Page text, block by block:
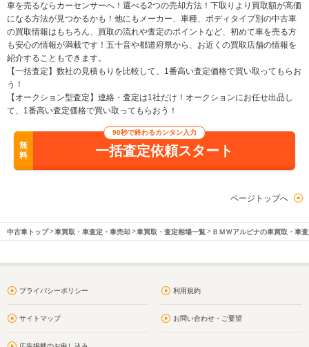
車を売るならカーセンサーへ！選べる2つの売却方法！下取りより買取額が高価
になる方法が見つかるかも！他にもメーカー、車種、ボディタイプ別の中古車
の買取情報はもちろん、買取の流れや査定のポイントなど、初めて車を売る方
も安心の情報が満載です！五十音や都道府県から、お近くの買取店舗の情報を
紹介することもできます。
【一括査定】数社の見積もりを比較して、1番高い査定価格で買い取ってもらお
う！
【オークション型査定】連絡・査定は1社だけ！オークションにお任せ出品し
て、1番高い査定価格で買い取ってもらおう！
無
料
90秒で終わるカンタン入力
一括査定依頼スタート
ページトップへ
中古車トップ 車買取・車査定・車売却 車買取・査定相場一覧 ＢＭＷアルピナの車買取・車
プライバシーポリシー 利用規約
サイトマップ お問い合わせ・ご要望